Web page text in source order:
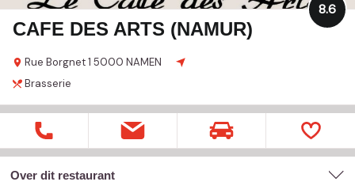
CAFE DES ARTS (NAMUR)
Rue Borgnet 1 5000 NAMEN
8.6
Brasserie
Over dit restaurant